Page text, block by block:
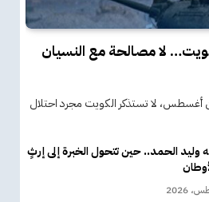
لا مصالحة مع النسيان
أغسطس، لا تستذكر الكويت مجرد احتلال
وليد الحمد.. حين تتحول الخبرة إلى إرثٍ